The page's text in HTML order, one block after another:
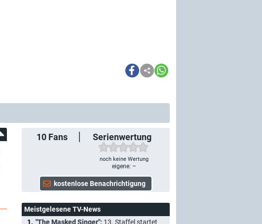
10 Fans Serienwertung
noch keine Wertung
eigene: –
Meistgelesene TV-News
"The Masked Singer": 13. Staffel startet